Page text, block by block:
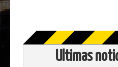
Ultimas